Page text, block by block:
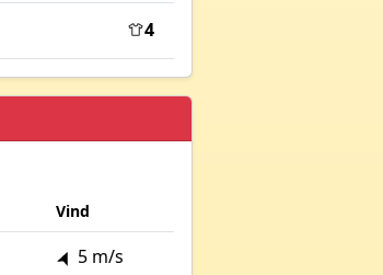
4
Vind
5 m/s